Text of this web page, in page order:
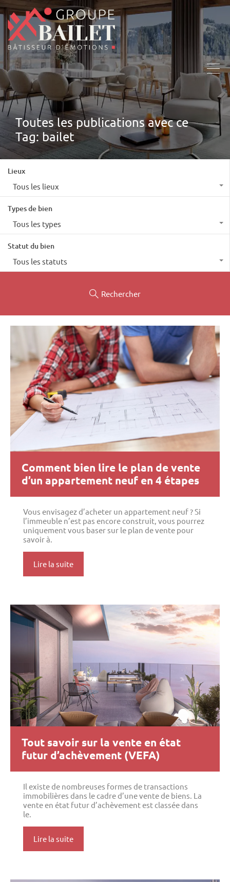
Toutes les publications avec ce
Tag: bailet
Lieux
Tous les lieux
Types de bien
Tous les types
Statut du bien
Tous les statuts
Rechercher
Comment bien lire le plan de vente
d’un appartement neuf en 4 étapes
Vous envisagez d’acheter un appartement neuf ? Si
l’immeuble n’est pas encore construit, vous pourrez
uniquement vous baser sur le plan de vente pour
savoir à.
Lire la suite
Tout savoir sur la vente en état
futur d’achèvement (VEFA)
Il existe de nombreuses formes de transactions
immobilières dans le cadre d’une vente de biens. La
vente en état futur d’achèvement est classée dans
le.
Lire la suite